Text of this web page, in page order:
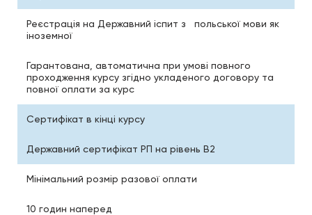
Реєстрація на Державний іспит з польської мови як
іноземної
Гарантована, автоматична при умові повного
проходження курсу згідно укладеного договору та
повної оплати за курс
Сертифікат в кінці курсу
Державний сертифікат РП на рівень В2
Мінімальний розмір разової оплати
10 годин наперед